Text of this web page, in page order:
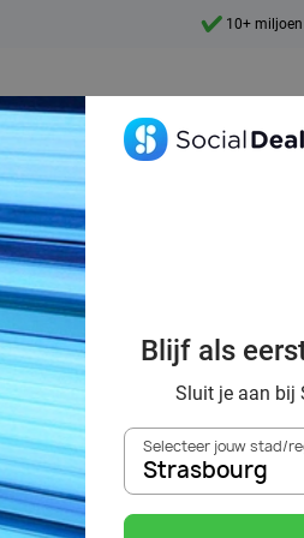
10+
Blijf als
Sluit je aan bij
Selecteer jouw stad/
Strasbourg